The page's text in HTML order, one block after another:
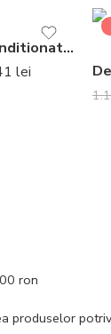
Aparat de aer conditionat Gree Fairy Lclh R32 GWH09ACC-K6DNA1A Inverter 9000 BTU
lei
ron
produselor